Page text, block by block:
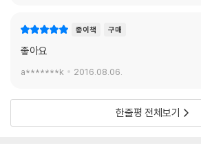
종이책 구매
좋아요
a*******k 2016.08.06.
한줄평 전체보기